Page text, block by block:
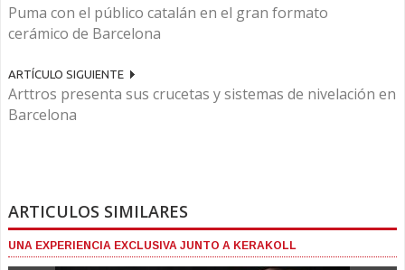
Puma con el público catalán en el gran formato
cerámico de Barcelona
ARTÍCULO SIGUIENTE
Arttros presenta sus crucetas y sistemas de nivelación en
Barcelona
ARTICULOS SIMILARES
UNA EXPERIENCIA EXCLUSIVA JUNTO A KERAKOLL